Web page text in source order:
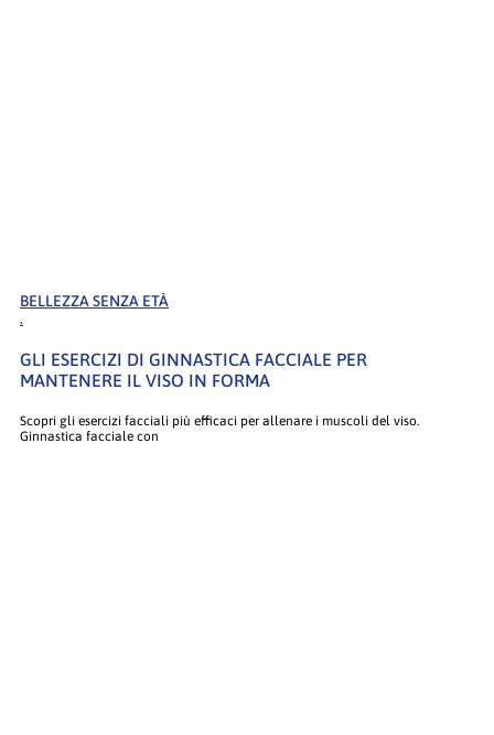
BELLEZZA SENZA ETÀ
.
GLI ESERCIZI DI GINNASTICA FACCIALE PER
MANTENERE IL VISO IN FORMA
Scopri gli esercizi facciali più efficaci per allenare i muscoli del viso.
Ginnastica facciale con